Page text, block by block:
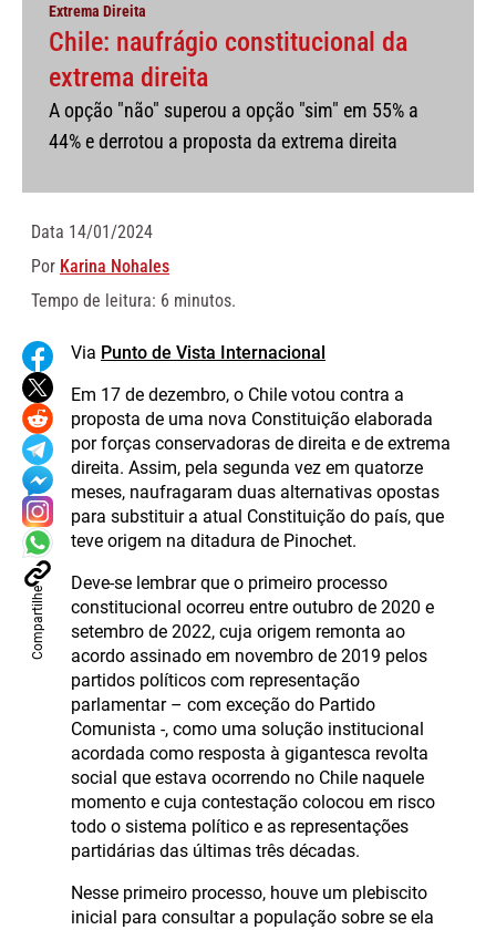
Extrema Direita
Chile: naufrágio constitucional da
extrema direita
A opção "não" superou a opção "sim" em 55% a
44% e derrotou a proposta da extrema direita
Data 14/01/2024
Por Karina Nohales
Tempo de leitura: 6 minutos.
Compartilhe
Via Punto de Vista Internacional
Em 17 de dezembro, o Chile votou contra a
proposta de uma nova Constituição elaborada
por forças conservadoras de direita e de extrema
direita. Assim, pela segunda vez em quatorze
meses, naufragaram duas alternativas opostas
para substituir a atual Constituição do país, que
teve origem na ditadura de Pinochet.
Deve-se lembrar que o primeiro processo
constitucional ocorreu entre outubro de 2020 e
setembro de 2022, cuja origem remonta ao
acordo assinado em novembro de 2019 pelos
partidos políticos com representação
parlamentar – com exceção do Partido
Comunista -, como uma solução institucional
acordada como resposta à gigantesca revolta
social que estava ocorrendo no Chile naquele
momento e cuja contestação colocou em risco
todo o sistema político e as representações
partidárias das últimas três décadas.
Nesse primeiro processo, houve um plebiscito
inicial para consultar a população sobre se ela